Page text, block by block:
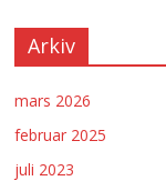
Arkiv
mars 2026
februar 2025
juli 2023